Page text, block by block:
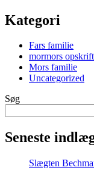
Kategori
Fars familie
mormors
Mors familie
Uncategorized
Søg
Seneste
Slægten